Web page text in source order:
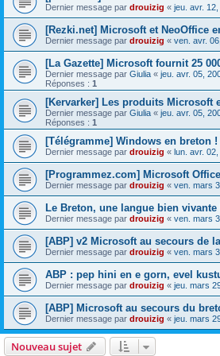
Dernier message par drouizig « jeu. avr.
[Rezki.net] Microsoft et NeoOffice
Dernier message par drouizig « ven. avr.
[La Gazette] Microsoft fournit 25
Dernier message par Giulia « jeu. avr. 05,
Réponses : 1
[Kervarker] Les produits Microsoft
Dernier message par Giulia « jeu. avr. 05,
Réponses : 1
[Télégramme] Windows en breton !
Dernier message par drouizig « lun. avr.
[Programmez.com] Microsoft
Dernier message par drouizig « ven. mars
Le Breton, une langue bien
Dernier message par drouizig « ven. mars
[ABP] v2 Microsoft au secours de
Dernier message par drouizig « ven. mars
ABP : pep hini en e gorn, evel
Dernier message par drouizig « jeu. mars
[ABP] Microsoft au secours du
Dernier message par drouizig « jeu. mars
Nouveau sujet